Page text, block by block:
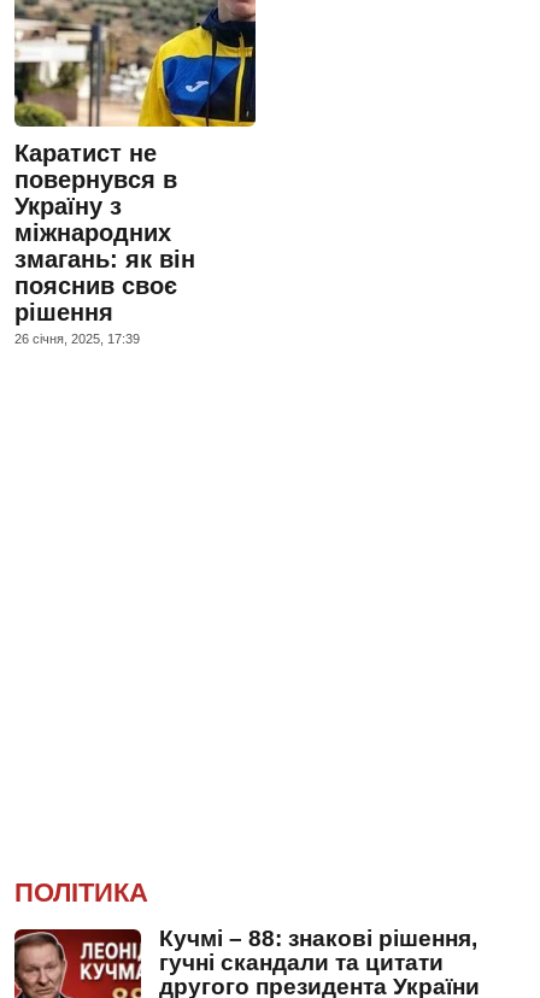
Каратист не
повернувся в
Україну з
міжнародних
змагань: як він
пояснив своє
рішення
26 сiчня, 2025, 17:39
ПОЛІТИКА
Кучмі – 88: знакові рішення,
гучні скандали та цитати
другого президента України